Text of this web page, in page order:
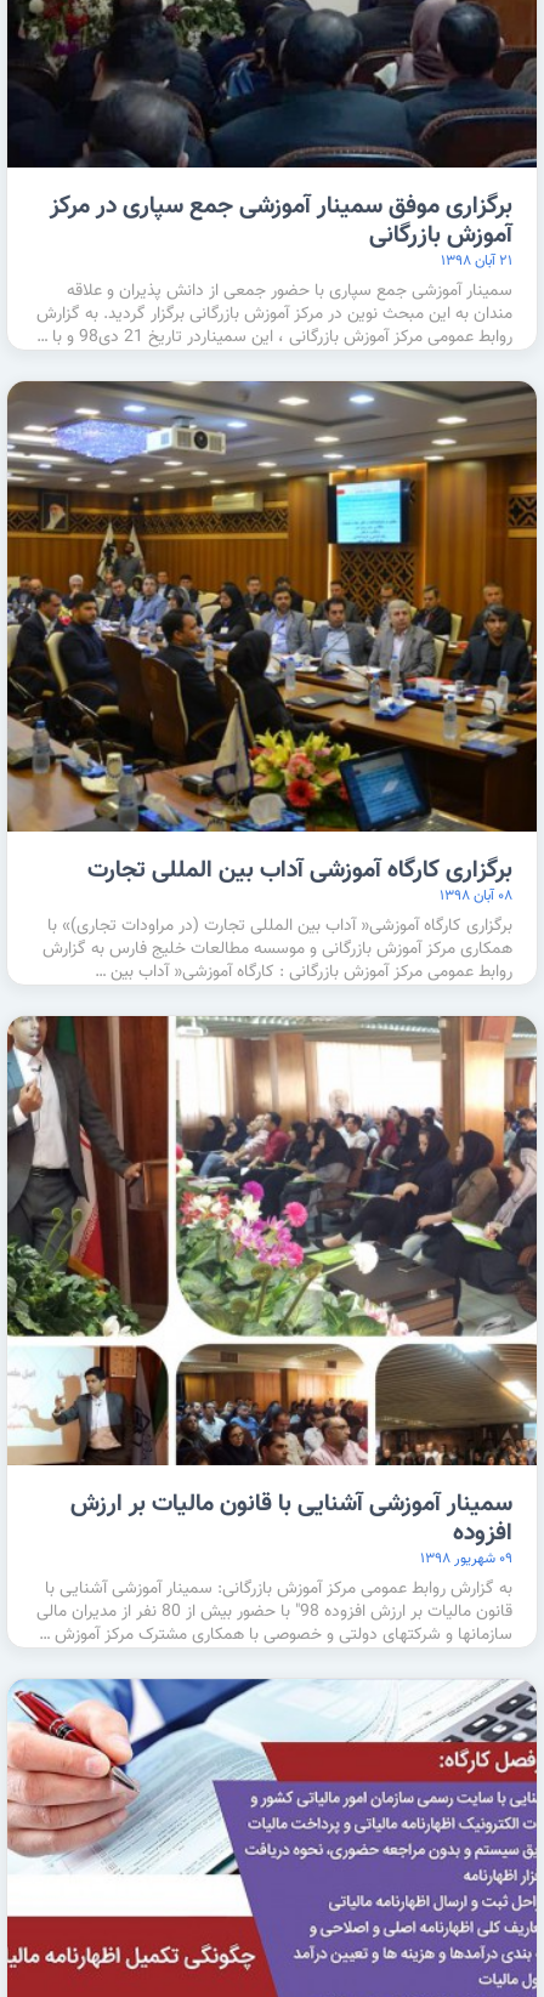
برگزاری موفق سمینار آموزشی جمع سپاری در مرکز
آموزش بازرگانی
۲۱ آبان ۱۳۹۸
سمینار آموزشی جمع سپاری با حضور جمعی از دانش پذیران و علاقه
مندان به این مبحث نوین در مرکز آموزش بازرگانی برگزار گردید. به گزارش
روابط عمومی مرکز آموزش بازرگانی ، این سمیناردر تاریخ 21 دی98 و با …
برگزاری کارگاه آموزشی آداب بین المللی تجارت
۰۸ آبان ۱۳۹۸
برگزاری کارگاه آموزشی« آداب بین المللی تجارت (در مراودات تجاری)» با
همکاری مرکز آموزش بازرگانی و موسسه مطالعات خلیج فارس به گزارش
روابط عمومی مرکز آموزش بازرگانی : کارگاه آموزشی« آداب بین …
سمینار آموزشی آشنایی با قانون مالیات بر ارزش
افزوده
۰۹ شهریور ۱۳۹۸
به گزارش روابط عمومی مرکز آموزش بازرگانی: سمینار آموزشی آشنایی با
قانون مالیات بر ارزش افزوده 98" با حضور بیش از 80 نفر از مدیران مالی
سازمانها و شرکتهای دولتی و خصوصی با همکاری مشترک مرکز آموزش …